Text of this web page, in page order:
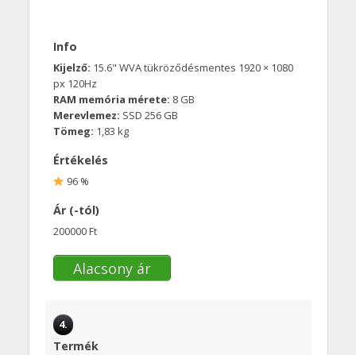
Info
Kijelző: 15.6" WVA tükröződésmentes 1920 × 1080
px 120Hz
RAM memória mérete: 8 GB
Merevlemez: SSD 256 GB
Tömeg: 1,83 kg
Értékelés
96 %
Ár (-tól)
200000 Ft
Alacsony ár
4.
Termék